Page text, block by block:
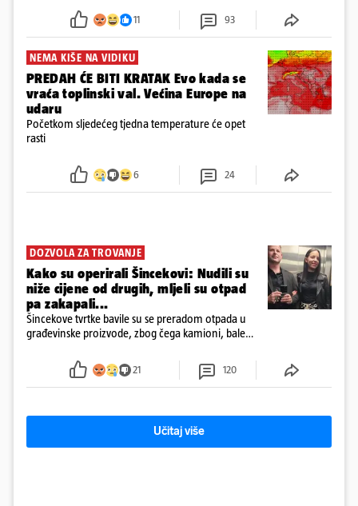
požar, rekao je vlasnik
11 93
NEMA KIŠE NA VIDIKU
PREDAH ĆE BITI KRATAK Evo kada se
vraća toplinski val. Većina Europe na
udaru
Početkom sljedećeg tjedna temperature će opet
rasti
6 24
DOZVOLA ZA TROVANJE
Kako su operirali Šincekovi: Nudili su
niže cijene od drugih, mljeli su otpad
pa zakapali...
Šincekove tvrtke bavile su se preradom otpada u
građevinske proizvode, zbog čega kamioni, bale
21 120
Učitaj više